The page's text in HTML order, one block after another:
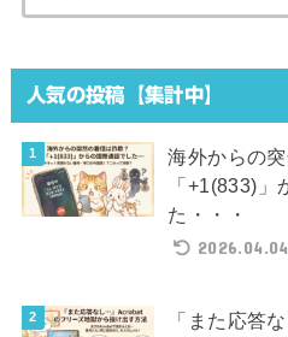
人気の投稿【集計中】
海外からの
「+1(833)」
た・・・
2026.04.04
「また応答